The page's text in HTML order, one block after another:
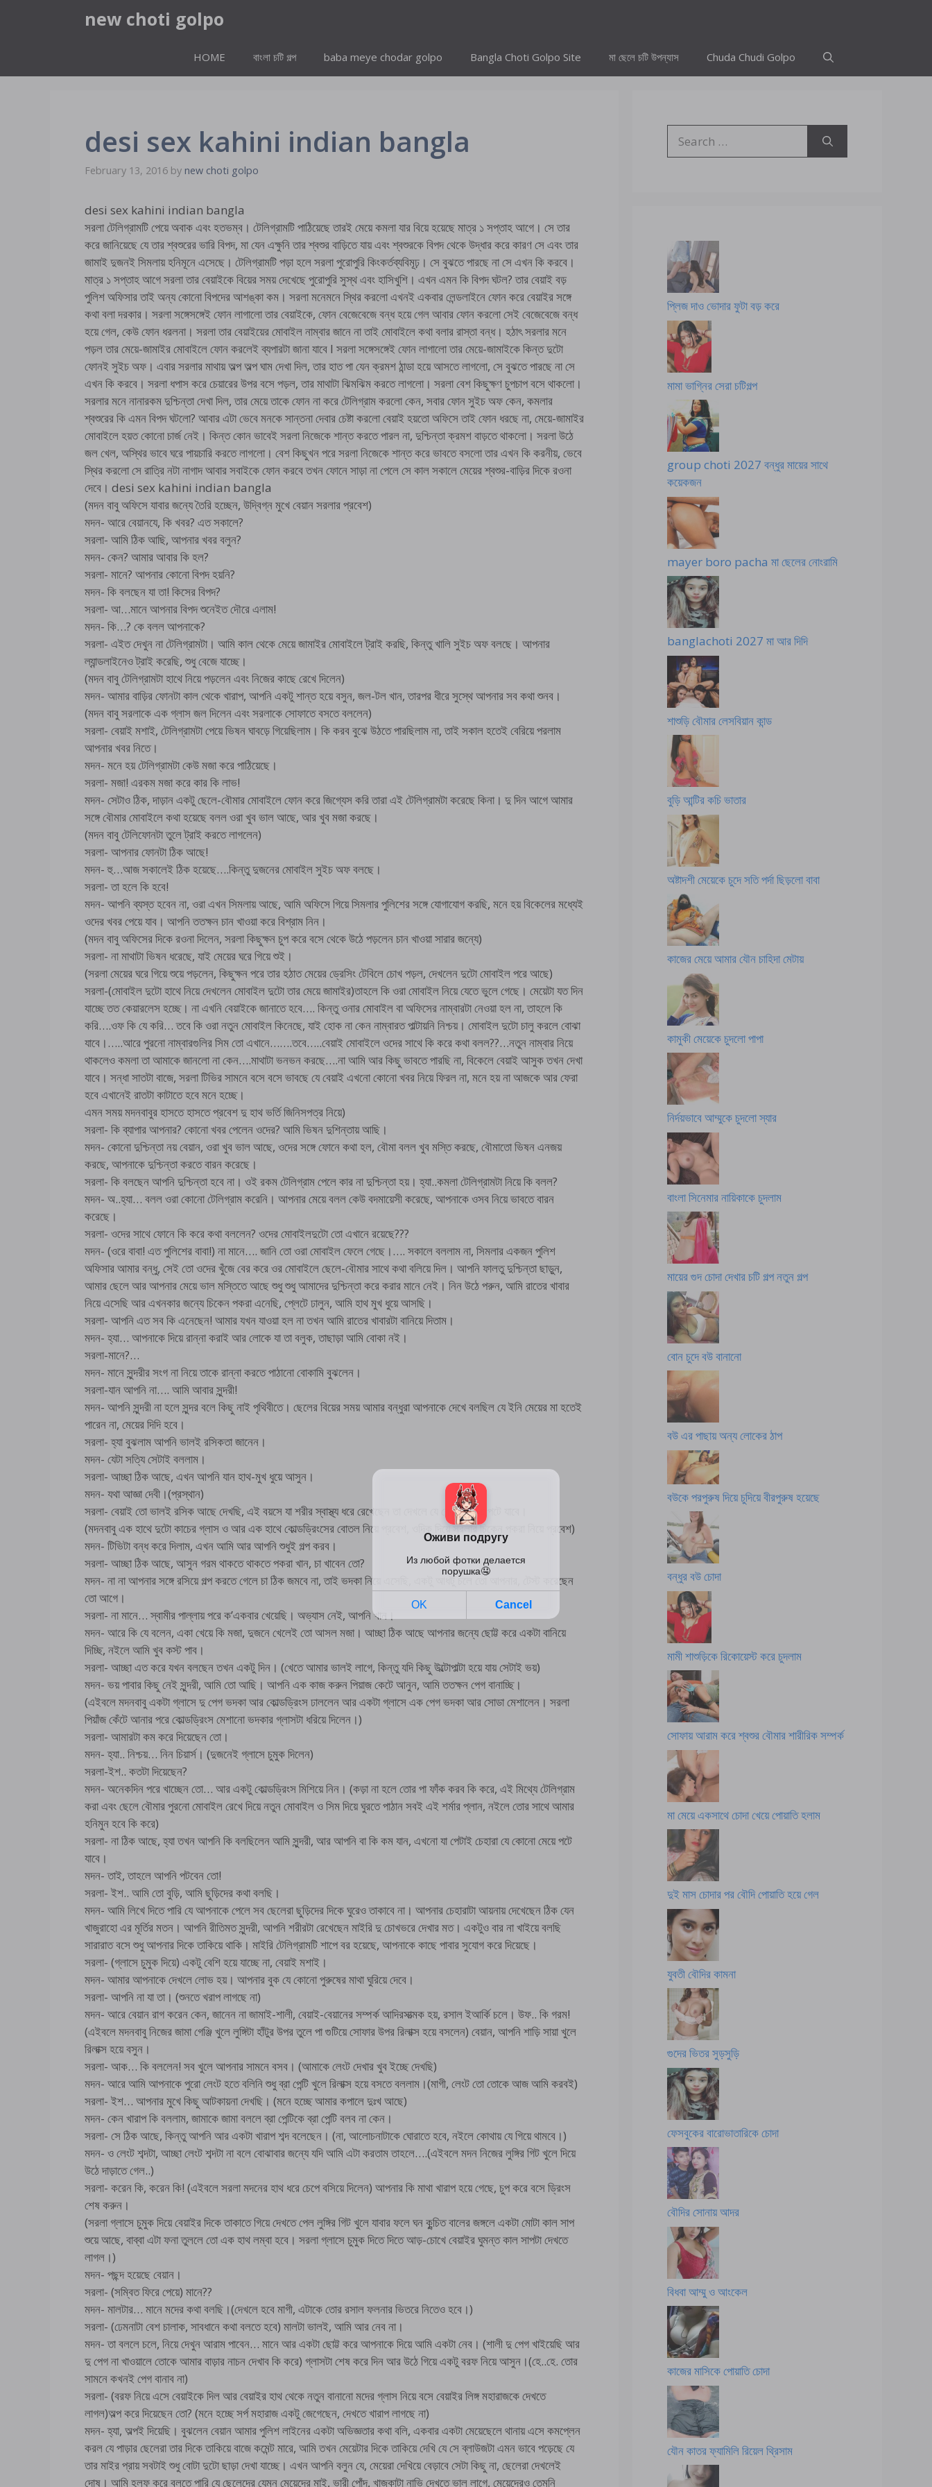
new choti golpo
HOME বাংলা চটি গল্প baba meye chodar golpo Bangla Choti Golpo Site মা ছেলে চটি উপন্যাস Chuda Chudi Golpo
desi sex kahini indian bangla
February 13, 2016 by new choti golpo
desi sex kahini indian bangla
সরলা টেলিগ্রামটি পেয়ে অবাক এবং হতভম্ব। টেলিগ্রামটি পাঠিয়েছে তারই মেয়ে কমলা যার বিয়ে হয়েছে মাত্র ১ সপ্তাহ আগে। সে তার
করে জানিয়েছে যে তার শ্বশুরের ভারি বিপদ, মা যেন এক্ষুনি তার শ্বশুর বাড়িতে যায় এবং শ্বশুরকে বিপদ থেকে উদ্ধার করে কারণ সে এবং তার
জামাই দুজনই সিমলায় হনিমূনে এসেছে। টেলিগ্রামটি পড়া হলে সরলা পুরোপুরি কিংকর্তব্যবিমূঢ়। সে বুঝতে পারছে না সে এখন কি করবে।
মাত্র ১ সপ্তাহ আগে সরলা তার বেয়াইকে বিয়ের সময় দেখেছে পুরোপুরি সুস্থ এবং হাসিখুশি। এখন এমন কি বিপদ ঘটল? তার বেয়াই বড়
পুলিশ অফিসার তাই অন্য কোনো বিপদের আশঙ্কা কম। সরলা মনেমনে স্থির করলো এখনই একবার লেন্ডলাইনে ফোন করে বেয়াইর সঙ্গে
কথা বলা দরকার। সরলা সঙ্গেসঙ্গেই ফোন লাগালো তার বেয়াইকে, ফোন বেজেবেজে বন্ধ হয়ে গেল আবার ফোন করলো সেই বেজেবেজে বন্ধ
হয়ে গেল, কেউ ফোন ধরলনা। সরলা তার বেয়াইয়ের মোবাইল নাম্বার জানে না তাই মোবাইলে কথা বলার রাস্তা বন্ধ। হঠাৎ সরলার মনে
পড়ল তার মেয়ে-জামাইর মোবাইলে ফোন করলেই ব্যপারটা জানা যাবে I সরলা সঙ্গেসঙ্গেই ফোন লাগালো তার মেয়ে-জামাইকে কিন্ত দুটো
ফোনই সুইচ অফ। এবার সরলার মাথায় অল্প অল্প ঘাম দেখা দিল, তার হাত পা যেন ক্রমশ ঠান্ডা হয়ে আসতে লাগলো, সে বুঝতে পারছে না সে
এখন কি করবে। সরলা ধপাস করে চেয়ারের উপর বসে পড়ল, তার মাথাটা ঝিমঝিম করতে লাগলো। সরলা বেশ কিছুক্ষণ চুপচাপ বসে থাকলো।
সরলার মনে নানারকম দুশ্চিন্তা দেখা দিল, তার মেয়ে তাকে ফোন না করে টেলিগ্রাম করলো কেন, সবার ফোন সুইচ অফ কেন, কমলার
শ্বশুরের কি এমন বিপদ ঘটলো? আবার এটা ভেবে মনকে সান্তনা দেবার চেষ্টা করলো বেয়াই হয়তো অফিসে তাই ফোন ধরছে না, মেয়ে-জামাইর
মোবাইলে হয়ত কোনো চার্জ নেই। কিন্ত কোন ভাবেই সরলা নিজেকে শান্ত করতে পারল না, দুশ্চিন্তা ক্রমশ বাড়তে থাকলো। সরলা উঠে
জল খেল, অস্থির ভাবে ঘরে পায়চারি করতে লাগলো। বেশ কিছুখন পরে সরলা নিজেকে শান্ত করে ভাবতে বসলো তার এখন কি করনীয়, ভেবে
স্থির করলো সে রাত্রি নটা নাগাদ আবার সবাইকে ফোন করবে তখন ফোনে সাড়া না পেলে সে কাল সকালে মেয়ের শ্বশুর-বাড়ির দিকে রওনা
দেবে। desi sex kahini indian bangla
(মদন বাবু অফিসে যাবার জন্যে তৈরি হচ্ছেন, উদ্বিগ্ন মুখে বেয়ান সরলার প্রবেশ)
মদন- আরে বেয়ানযে, কি খবর? এত সকালে?
সরলা- আমি ঠিক আছি, আপনার খবর বলুন?
মদন- কেন? আমার আবার কি হল?
সরলা- মানে? আপনার কোনো বিপদ হয়নি?
মদন- কি বলছেন যা তা! কিসের বিপদ?
সরলা- আ…মানে আপনার বিপদ শুনেইত দৌরে এলাম!
মদন- কি…? কে বলল আপনাকে?
সরলা- এইত দেখুন না টেলিগ্রামটা। আমি কাল থেকে মেয়ে জামাইর মোবাইলে ট্রাই করছি, কিন্তু খালি সুইচ অফ বলছে। আপনার
ল্যান্ডলাইনেও ট্রাই করেছি, শুধু বেজে যাচ্ছে।
(মদন বাবু টেলিগ্রামটা হাথে নিয়ে পড়লেন এবং নিজের কাছে রেখে দিলেন)
মদন- আমার বাড়ির ফোনটা কাল থেকে খারাপ, আপনি একটু শান্ত হয়ে বসুন, জল-টল খান, তারপর ধীরে সুস্থে আপনার সব কথা শুনব।
(মদন বাবু সরলাকে এক গ্লাস জল দিলেন এবং সরলাকে সোফাতে বসতে বললেন)
সরলা- বেয়াই মশাই, টেলিগ্রামটা পেয়ে ভিষন ঘাবড়ে গিয়েছিলাম। কি করব বুঝে উঠতে পারছিলাম না, তাই সকাল হতেই বেরিয়ে পরলাম
আপনার খবর নিতে।
মদন- মনে হয় টেলিগ্রামটা কেউ মজা করে পাঠিয়েছে।
সরলা- মজা! এরকম মজা করে কার কি লাভ!
মদন- সেটাও ঠিক, দাড়ান একটু ছেলে-বৌমার মোবাইলে ফোন করে জিগ্যেস করি তারা এই টেলিগ্রামটা করেছে কিনা। দু দিন আগে আমার
সঙ্গে বৌমার মোবাইলে কথা হয়েছে বলল ওরা খুব ভাল আছে, আর খুব মজা করছে।
(মদন বাবু টেলিফোনটা তুলে ট্রাই করতে লাগলেন)
সরলা- আপনার ফোনটা ঠিক আছে!
মদন- হু…আজ সকালেই ঠিক হয়েছে….কিন্তু দুজনের মোবাইল সুইচ অফ বলছে।
সরলা- তা হলে কি হবে!
মদন- আপনি ব্যস্ত হবেন না, ওরা এখন সিমলায় আছে, আমি অফিসে গিয়ে সিমলার পুলিশের সঙ্গে যোগাযোগ করছি, মনে হয় বিকেলের মধ্যেই
ওদের খবর পেয়ে যাব। আপনি ততক্ষন চান খাওয়া করে বিশ্রাম নিন।
(মদন বাবু অফিসের দিকে রওনা দিলেন, সরলা কিছুক্ষন চুপ করে বসে থেকে উঠে পড়লেন চান খাওয়া সারার জন্যে)
সরলা- না মাথাটা ভিষন ধরেছে, যাই মেয়ের ঘরে গিয়ে শুই।
(সরলা মেয়ের ঘরে গিয়ে শুয়ে পড়লেন, কিছুক্ষন পরে তার হঠাত মেয়ের ড্রেসিং টেবিলে চোখ পড়ল, দেখলেন দুটো মোবাইল পরে আছে)
সরলা-(মোবাইল দুটো হাথে নিয়ে দেখলেন মোবাইল দুটো তার মেয়ে জামাইর)তাহলে কি ওরা মোবাইল নিয়ে যেতে ভুলে গেছে। মেয়েটা যত দিন
যাচ্ছে তত কেয়ারলেস হচ্ছে। না এখনি বেয়াইকে জানাতে হবে…. কিন্তু ওনার মোবাইল বা অফিসের নাম্বারটা নেওয়া হল না, তাহলে কি
করি….ওফ কি যে করি… তবে কি ওরা নতুন মোবাইল কিনেছে, যাই হোক না কেন নাম্বারত পাল্টায়নি নিশ্চয়। মোবাইল দুটো চালু করলে বোঝা
যাবে।…..আরে পুরনো নাম্বারগুলির সিম তো এখানে…….তবে…..বেয়াই মোবাইলে ওদের সাথে কি করে কথা বলল??…নতুন নাম্বার নিয়ে
থাকলেও কমলা তা আমাকে জানলো না কেন….মাথাটা ভনভন করছে….না আমি আর কিছু ভাবতে পারছি না, বিকেলে বেয়াই আসুক তখন দেখা
যাবে। সন্ধা সাতটা বাজে, সরলা টিভির সামনে বসে বসে ভাবছে যে বেয়াই এখনো কোনো খবর নিয়ে ফিরল না, মনে হয় না আজকে আর ফেরা
হবে এখানেই রাতটা কাটাতে হবে মনে হচ্ছে।
এমন সময় মদনবাবুর হাসতে হাসতে প্রবেশ দু হাথ ভর্তি জিনিসপত্র নিয়ে)
সরলা- কি ব্যাপার আপনার? কোনো খবর পেলেন ওদের? আমি ভিষন দুশিন্তায় আছি।
মদন- কোনো দুশ্চিন্তা নয় বেয়ান, ওরা খুব ভাল আছে, ওদের সঙ্গে ফোনে কথা হল, বৌমা বলল খুব মস্তি করছে, বৌমাতো ভিষন এনজয়
করছে, আপনাকে দুশ্চিন্তা করতে বারন করেছে।
সরলা- কি বলছেন আপনি দুশ্চিন্তা হবে না। ওই রকম টেলিগ্রাম পেলে কার না দুশ্চিন্তা হয়। হ্যা..কমলা টেলিগ্রামটা নিয়ে কি বলল?
মদন- অ..হ্যা… বলল ওরা কোনো টেলিগ্রাম করেনি। আপনার মেয়ে বলল কেউ বদমায়েসী করেছে, আপনাকে ওসব নিয়ে ভাবতে বারন
করেছে।
সরলা- ওদের সাথে ফোনে কি করে কথা বললেন? ওদের মোবাইলদুটো তো এখানে রয়েছে???
মদন- (ওরে বাবা! এত পুলিশের বাবা!) না মানে…. জানি তো ওরা মোবাইল ফেলে গেছে।…. সকালে বললাম না, সিমলার একজন পুলিশ
অফিসার আমার বন্ধু, সেই তো ওদের খুঁজে বের করে ওর মোবাইলে ছেলে-বৌমার সাথে কথা বলিয়ে দিল। আপনি ফালতু দুশ্চিন্তা ছাড়ুন,
আমার ছেলে আর আপনার মেয়ে ভাল মস্তিতে আছে শুধু শুধু আমাদের দুশ্চিন্তা করে করার মানে নেই। নিন উঠে পরুন, আমি রাতের খাবার
নিয়ে এসেছি আর এখনকার জন্যে চিকেন পকরা এনেছি, প্লেটে ঢালুন, আমি হাথ মুখ ধুয়ে আসছি।
সরলা- আপনি এত সব কি এনেছেন! আমার যখন যাওয়া হল না তখন আমি রাতের খাবারটা বানিয়ে দিতাম।
মদন- হ্যা… আপনাকে দিয়ে রান্না করাই আর লোকে যা তা বলুক, তাছাড়া আমি বোকা নই।
সরলা-মানে?…
মদন- মানে সুন্দরীর সংগ না নিয়ে তাকে রান্না করতে পাঠানো বোকামি বুঝলেন।
সরলা-যান আপনি না…. আমি আবার সুন্দরী!
মদন- আপনি সুন্দরী না হলে সুন্দর বলে কিছু নাই পৃথিবীতে। ছেলের বিয়ের সময় আমার বন্ধুরা আপনাকে দেখে বলছিল যে ইনি মেয়ের মা হতেই
পারেন না, মেয়ের দিদি হবে।
সরলা- হ্যা বুঝলাম আপনি ভালই রসিকতা জানেন।
মদন- যেটা সত্যি সেটাই বললাম।
সরলা- আচ্ছা ঠিক আছে, এখন আপনি যান হাথ-মুখ ধুয়ে আসুন।
মদন- যথা আজ্ঞা দেবী।(প্রস্থান)
সরলা- বেয়াই তো ভালই রসিক আছে দেখছি, এই বয়সে যা শরীর স্বাস্থ্য ধরে রেখেছেন তা দেখলে যে কোনো মেয়ে পটে যাবে।
(মদনবাবু এক হাথে দুটো কাচের গ্লাস ও আর এক হাথে কোল্ডড্রিংসের বোতল নিয়ে প্রবেশ, ওদিক দিয়ে সরলার চিকেন পকরা নিয়ে প্রবেশ)
মদন- টিভিটা বন্ধ করে দিলাম, এখন আমি আর আপনি শুধুই গল্প করব।
সরলা- আচ্ছা ঠিক আছে, আসুন গরম থাকতে থাকতে পকরা খান, চা খাবেন তো?
মদন- না না আপনার সঙ্গে রসিয়ে গল্প করতে গেলে চা ঠিক জমবে না, তাই ভদকা নিয়ে এসেছি, একটু আধটু চলে তো আপনার, টেস্ট করেছেন
তো আগে।
সরলা- না মানে… স্বামীর পাল্লায় পরে ক’একবার খেয়েছি। অভ্যাস নেই, আপনি খান।
মদন- আরে কি যে বলেন, একা খেয়ে কি মজা, দুজনে খেলেই তো আসল মজা। আচ্ছা ঠিক আছে আপনার জন্যে ছোট্ট করে একটা বানিয়ে
দিচ্ছি, নইলে আমি খুব কস্ট পাব।
সরলা- আচ্ছা এত করে যখন বলছেন তখন একটু দিন। (খেতে আমার ভালই লাগে, কিন্তু যদি কিছু উল্টোপাল্টা হয়ে যায় সেটাই ভয়)
মদন- ভয় পাবার কিছু নেই সুন্দরী, আমি তো আছি। আপনি এক কাজ করুন পিয়াজ কেটে আনুন, আমি ততক্ষন পেগ বানাচ্ছি।
(এইবলে মদনবাবু একটা গ্লাসে দু পেগ ভদকা আর কোল্ডড্রিংস ঢাললেন আর একটা গ্লাসে এক পেগ ভদকা আর সোডা মেশালেন। সরলা
পিয়াঁজ কেঁটে আনার পরে কোল্ডড্রিংস মেশানো ভদকার গ্লাসটা ধরিয়ে দিলেন।)
সরলা- আমারটা কম করে দিয়েছেন তো।
মদন- হ্যা.. নিশ্চয়… নিন চিয়ার্স। (দুজনেই গ্লাসে চুমুক দিলেন)
সরলা-ইশ.. কতটা দিয়েছেন?
মদন- অনেকদিন পরে খাচ্ছেন তো… আর একটু কোল্ডড্রিংস মিশিয়ে নিন। (কড়া না হলে তোর পা ফাঁক করব কি করে, এই মিথ্যে টেলিগ্রাম
করা এবং ছেলে বৌমার পুরনো মোবাইল রেখে দিয়ে নতুন মোবাইল ও সিম দিয়ে ঘুরতে পাঠান সবই এই শর্মার প্লান, নইলে তোর সাথে আমার
হনিমুন হবে কি করে)
সরলা- না ঠিক আছে, হ্যা তখন আপনি কি বলছিলেন আমি সুন্দরী, আর আপনি বা কি কম যান, এখনো যা পেটাই চেহারা যে কোনো মেয়ে পটে
যাবে।
মদন- তাই, তাহলে আপনি পটবেন তো!
সরলা- ইশ.. আমি তো বুড়ি, আমি ছুড়িদের কথা বলছি।
মদন- আমি লিখে দিতে পারি যে আপনাকে পেলে সব ছেলেরা ছুড়িদের দিকে ঘুরেও তাকাবে না। আপনার চেহারাটা আয়নায় দেখেছেন ঠিক যেন
খাজুরাহো এর মূর্তির মতন। আপনি রীতিমত সুন্দরী, আপনি শরীরটা রেখেছেন মাইরি দু চোখভরে দেখার মত। একটুও বার না খাইয়ে বলছি
সারারাত বসে শুধু আপনার দিকে তাকিয়ে থাকি। মাইরি টেলিগ্রামটি শাপে বর হয়েছে, আপনাকে কাছে পাবার সুযোগ করে দিয়েছে।
সরলা- (গ্লাসে চুমুক দিয়ে) একটু বেশি হয়ে যাচ্ছে না, বেয়াই মশাই।
মদন- আমার আপনাকে দেখলে লোভ হয়। আপনার বুক যে কোনো পুরুষের মাথা ঘুরিয়ে দেবে।
সরলা- আপনি না যা তা। (শুনতে খরাপ লাগছে না)
মদন- আরে বেয়ান রাগ করেন কেন, জানেন না জামাই-শালী, বেয়াই-বেয়ানের সম্পর্ক আদিরসাত্মক হয়, রসাল ইআর্কি চলে। উফ.. কি গরম!
(এইবলে মদনবাবু নিজের জামা গেঞ্জি খুলে লুঙ্গিটা হাঁটুর উপর তুলে পা গুটিয়ে সোফার উপর রিলাক্স হয়ে বসলেন) বেয়ান, আপনি শাড়ি সায়া খুলে
রিলাক্স হয়ে বসুন।
সরলা- আক… কি বললেন! সব খুলে আপনার সামনে বসব। (আমাকে লেংট দেখার খুব ইচ্ছে দেখছি)
মদন- আরে আমি আপনাকে পুরো লেংট হতে বলিনি শুধু ব্রা পেন্টি খুলে রিলাক্স হয়ে বসতে বললাম।(মাগী, লেংট তো তোকে আজ আমি করবই)
সরলা- ইশ… আপনার মুখে কিছু আটকায়না দেখছি। (মনে হচ্ছে আমার কপালে দুঃখ আছে)
মদন- কেন খারাপ কি বললাম, জামাকে জামা বললে ব্রা পেন্টিকে ব্রা পেন্টি বলব না কেন।
সরলা- সে ঠিক আছে, কিন্তু আপনি আর একটা খারাপ শব্দ বলেছেন। (না, আলোচনাটাকে ঘোরাতে হবে, নইলে কোথায় যে গিয়ে থামবে।)
মদন- ও লেংট শব্দটা, আচ্ছা লেংট শব্দটা না বলে বোঝাবার জন্যে যদি আমি এটা করতাম তাহলে….(এইবলে মদন নিজের লুঙ্গির গিট খুলে দিয়ে
উঠে দাড়াতে গেল..)
সরলা- করেন কি, করেন কি! (এইবলে সরলা মদনের হাথ ধরে চেপে বসিয়ে দিলেন) আপনার কি মাথা খারাপ হয়ে গেছে, চুপ করে বসে ড্রিংস
শেষ করুন।
(সরলা গ্লাসে চুমুক দিয়ে বেয়াইর দিকে তাকাতে গিয়ে দেখতে পেল লুঙ্গির গিট খুলে যাবার ফলে ঘন কুন্চিত বালের জঙ্গলে একটা মোটা কাল সাপ
শুয়ে আছে, বাব্বা এটা ফনা তুললে তো এক হাথ লম্বা হবে। সরলা গ্লাসে চুমুক দিতে দিতে আড়-চোখে বেয়াইর ঘুমন্ত কাল সাপটা দেখতে
লাগল।)
মদন- পছন্দ হয়েছে বেয়ান।
সরলা- (সম্বিত ফিরে পেয়ে) মানে??
মদন- মালটার… মানে মদের কথা বলছি।(দেখলে হবে মাগী, এটাকে তোর রসাল ফলনার ভিতরে নিতেও হবে।)
সরলা- (ঢেমনাটা বেশ চালাক, সাবধানে কথা বলতে হবে) মালটা ভালই, আমি আর নেব না।
মদন- তা বললে চলে, নিয়ে দেখুন আরাম পাবেন… মানে আর একটা ছোট্ট করে আপনাকে দিয়ে আমি একটা নেব। (শালী দু পেগ খাইয়েছি আর
দু পেগ না খাওয়ালে তোকে আমার বাড়ার নাচন দেখাব কি করে) গ্লাসটা শেষ করে দিন আর উঠে গিয়ে একটু বরফ নিয়ে আসুন।(হে..হে. তোর
সামনে কখনই পেগ বানাব না)
সরলা- (বরফ নিয়ে এসে বেয়াইকে দিল আর বেয়াইর হাথ থেকে নতুন বানানো মদের গ্লাস নিয়ে বসে বেয়াইর লিঙ্গ মহারাজকে দেখতে
লাগল)অল্প করে দিয়েছেন তো? (মনে হচ্ছে সর্প মহারাজ একটু জেগেছেন, দেখতে খারাপ লাগছে না)
মদন- হ্যা, অল্পই দিয়েছি। বুঝলেন বেয়ান আমার পুলিশ লাইনের একটা অভিজ্ঞতার কথা বলি, একবার একটা মেয়েছেলে থানায় এসে কমপ্লেন
করল যে পাড়ার ছেলেরা তার দিকে তাকিয়ে বাজে কমেন্ট মারে, আমি তখন মেয়েটার দিকে তাকিয়ে দেখি যে সে ব্লাউজটা এমন ভাবে পড়েছে যে
তার মাইর প্রায় সবটাই শুধু বোটা দুটো ছাড়া দেখা যাচ্ছে। এখন আপনি বলুন যে, মেয়েরা দেখিয়ে বেড়াবে সেটা কিছু না, ছেলেরা দেখলেই
দোষ। আমি হলফ করে বলতে পারি যে ছেলেদের যেমন মেয়েদের মাই, ভারী পোঁদ, খাজকাটা নাভি দেখতে ভাল লাগে, মেয়েদেরও তেমনি
for:
প্লিজ দাও ভোদার ফুটা বড় করে
মামা ভাগ্নির সেরা চটিগল্প
group choti 2027 বন্ধুর মায়ের সাথে
কয়েকজন
mayer boro pacha মা ছেলের নোংরামি
banglachoti 2027 মা আর দিদি
শাশুড়ি বৌমার লেসবিয়ান কান্ড
বুড়ি আন্টির কচি ভাতার
অষ্টাদশী মেয়েকে চুদে সতি পর্দা ছিড়লো বাবা
কাজের মেয়ে আমার যৌন চাহিদা মেটায়
কামুকী মেয়েকে চুদলো পাপা
নির্দয়ভাবে আম্মুকে চুদলো স্যার
বাংলা সিনেমার নায়িকাকে চুদলাম
মায়ের গুদ চোদা দেখার চটি গল্প নতুন গল্প
বোন চুদে বউ বানানো
বউ এর পাছায় অন্য লোকের ঠাপ
বউকে পরপুরুষ দিয়ে চুদিয়ে বীরপুরুষ হয়েছে
বন্ধুর বউ চোদা
মামী শাশুড়িকে রিকোয়েস্ট করে চুদলাম
সোফায় আরাম করে শ্বশুর বৌমার শারীরিক সম্পর্ক
মা মেয়ে একসাথে চোদা খেয়ে পোয়াতি হলাম
দুই মাস চোদার পর বৌদি পোয়াতি হয়ে গেল
যুবতী বৌদির কামনা
গুদের ভিতর সুড়সুড়ি
ফেসবুকের বারোভাতারিকে চোদা
বৌদির সোনায় আদর
বিধবা আম্মু ও আংকেল
কাজের মাসিকে পোয়াতি চোদা
যৌন কাতর ফ্যামিলি রিয়েল থ্রিসাম